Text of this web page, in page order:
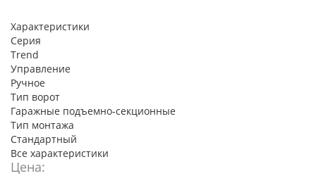
Характеристики
Серия
Trend
Управление
Ручное
Тип ворот
Гаражные подъемно-секционные
Тип монтажа
Стандартный
Все характеристики
Цена: